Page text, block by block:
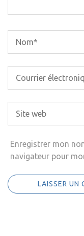
Enregistrer mon
navigateur pour